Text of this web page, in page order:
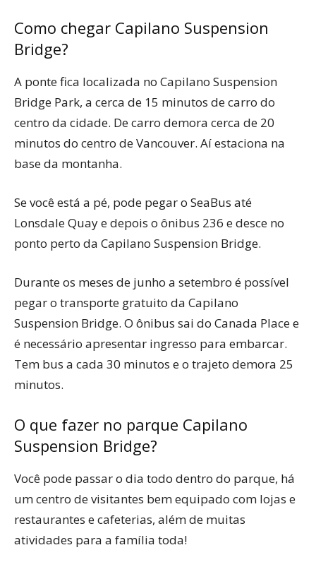
Como chegar Capilano Suspension
Bridge?
A ponte fica localizada no Capilano Suspension
Bridge Park, a cerca de 15 minutos de carro do
centro da cidade. De carro demora cerca de 20
minutos do centro de Vancouver. Aí estaciona na
base da montanha.
Se você está a pé, pode pegar o SeaBus até
Lonsdale Quay e depois o ônibus 236 e desce no
ponto perto da Capilano Suspension Bridge.
Durante os meses de junho a setembro é possível
pegar o transporte gratuito da Capilano
Suspension Bridge. O ônibus sai do Canada Place e
é necessário apresentar ingresso para embarcar.
Tem bus a cada 30 minutos e o trajeto demora 25
minutos.
O que fazer no parque Capilano
Suspension Bridge?
Você pode passar o dia todo dentro do parque, há
um centro de visitantes bem equipado com lojas e
restaurantes e cafeterias, além de muitas
atividades para a família toda!